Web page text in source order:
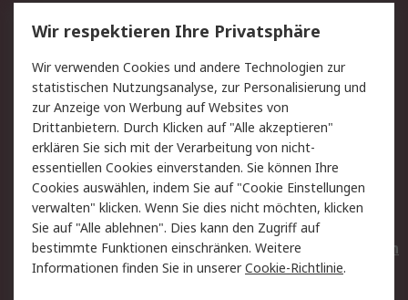
Service
Value Added Services
Lieferlösungen
Rücksendungen
Kontakt
Hilfe
Privatkunden
Rechtliches
AGB
Datenschutz
Cookie-Richtlinie
Zahlungsbedingungen
Copyright/Impressum
Entsorgung
Elektrogeräte/Batterien
Wir respektieren Ihre Privatsphäre
Wir verwenden Cookies und andere Technologien zur
statistischen Nutzungsanalyse, zur Personalisierung und
zur Anzeige von Werbung auf Websites von
Drittanbietern. Durch Klicken auf "Alle akzeptieren"
erklären Sie sich mit der Verarbeitung von nicht-
essentiellen Cookies einverstanden. Sie können Ihre
Cookies auswählen, indem Sie auf "Cookie Einstellungen
verwalten" klicken. Wenn Sie dies nicht möchten, klicken
Sie auf "Alle ablehnen". Dies kann den Zugriff auf
bestimmte Funktionen einschränken. Weitere
Informationen finden Sie in unsererCookie-Richtlinie.